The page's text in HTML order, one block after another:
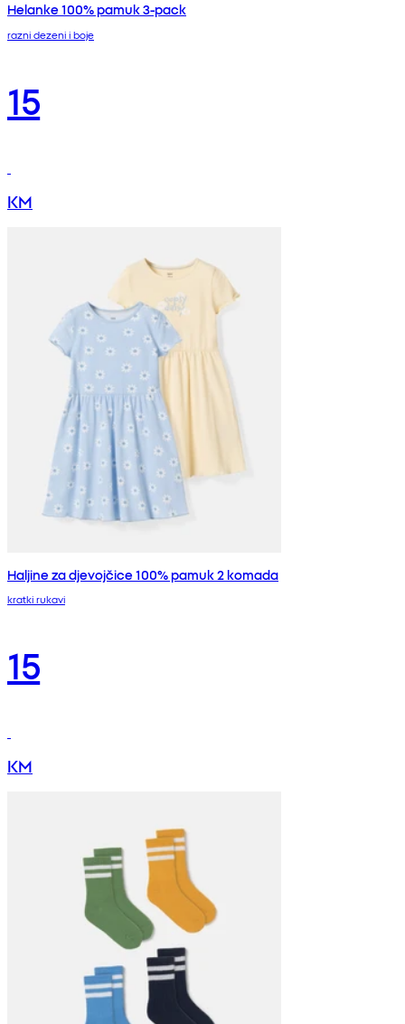
Helanke 100% pamuk 3-pack
razni dezeni i boje
15
KM
Haljine za djevojčice 100% pamuk 2 komada
kratki rukavi
15
KM